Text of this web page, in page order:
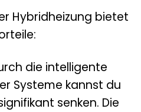
Hybridheizung bietet
die intelligente
Systeme kannst du
senken. Die